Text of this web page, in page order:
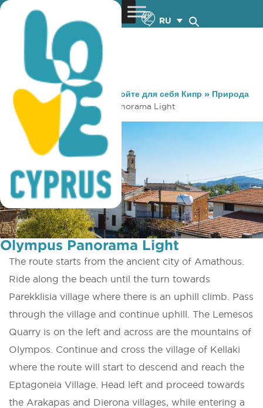
RU
You are here: Home »Откройте для себя Кипр » Природа
» Велоспорт Olympus Panorama Light
Olympus Panorama Light
The route starts from the ancient city of Amathous.
Ride along the beach until the turn towards
Parekklisia village where there is an uphill climb. Pass
through the village and continue uphill. The Lemesos
Quarry is on the left and across are the mountains of
Olympos. Continue and cross the village of Kellaki
where the route will start to descend and reach the
Eptagoneia Village. Head left and proceed towards
the Arakapas and Dierona villages, while entering a